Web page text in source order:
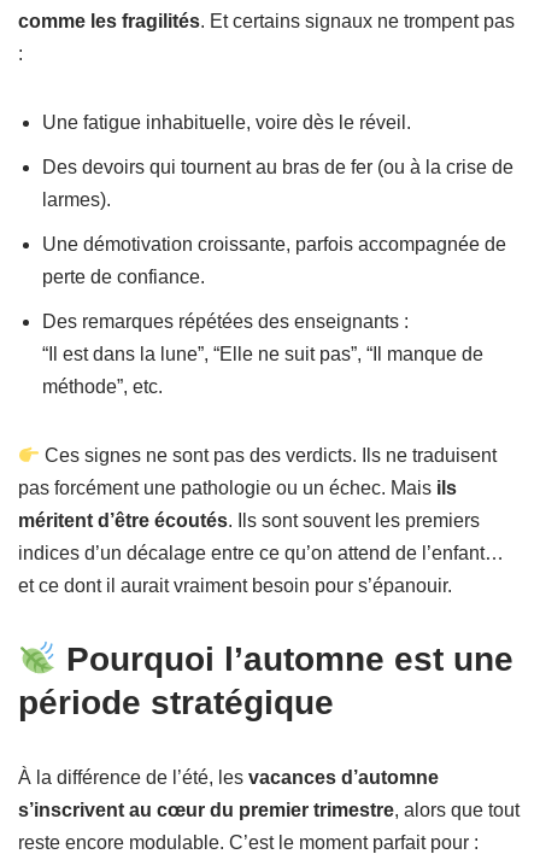
comme les fragilités. Et certains signaux ne trompent pas
:
Une fatigue inhabituelle, voire dès le réveil.
Des devoirs qui tournent au bras de fer (ou à la crise de
larmes).
Une démotivation croissante, parfois accompagnée de
perte de confiance.
Des remarques répétées des enseignants :
“Il est dans la lune”, “Elle ne suit pas”, “Il manque de
méthode”, etc.
Ces signes ne sont pas des verdicts. Ils ne traduisent
pas forcément une pathologie ou un échec. Mais ils
méritent d’être écoutés. Ils sont souvent les premiers
indices d’un décalage entre ce qu’on attend de l’enfant…
et ce dont il aurait vraiment besoin pour s’épanouir.
Pourquoi l’automne est une
période stratégique
À la différence de l’été, les vacances d’automne
s’inscrivent au cœur du premier trimestre, alors que tout
reste encore modulable. C’est le moment parfait pour :